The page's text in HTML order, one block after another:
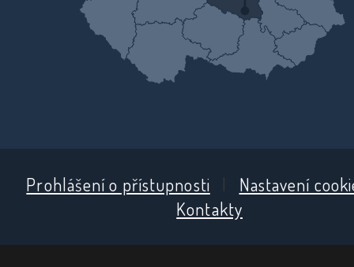
Prohlášení o přístupnosti | Nastavení
Kontakty